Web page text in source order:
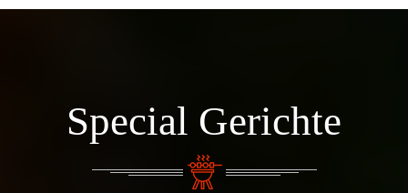
Special Gerichte